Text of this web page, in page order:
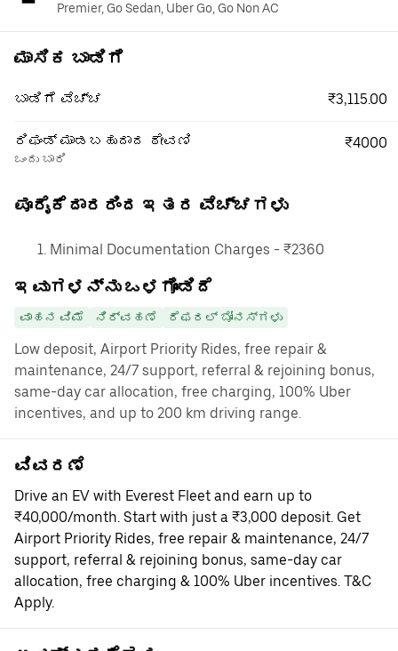
Premier, Go Sedan, Uber Go, Go Non AC
ಮಾಸಿಕ ಬಾಡಿಗೆ
ಬಾಡಿಗೆ ವೆಚ್ಚ ₹3,115.00
ರಿಫಂಡ್ ಮಾಡಬಹುದಾದ ಠೇವಣಿ
ಒಂದು ಬಾರಿ
₹4000
ಪೂರೈಕೆದಾರರಿಂದ ಇತರ ವೆಚ್ಚಗಳು
Minimal Documentation Charges - ₹2360
ಇವುಗಳನ್ನು ಒಳಗೊಂಡಿದೆ
ವಾಹನ ವಿಮೆ ನಿರ್ವಹಣೆ ರೆಫರಲ್ ಬೋನಸ್‌ಗಳು
Low deposit, Airport Priority Rides, free repair &
maintenance, 24/7 support, referral & rejoining bonus,
same-day car allocation, free charging, 100% Uber
incentives, and up to 200 km driving range.
ವಿವರಣೆ
Drive an EV with Everest Fleet and earn up to
₹40,000/month. Start with just a ₹3,000 deposit. Get
Airport Priority Rides, free repair & maintenance, 24/7
support, referral & rejoining bonus, same-day car
allocation, free charging & 100% Uber incentives. T&C
Apply.